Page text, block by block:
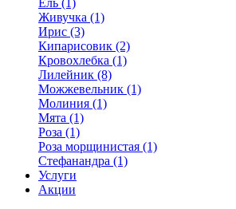
Ель (1)
Живучка (1)
Ирис (3)
Кипарисовик (2)
Кровохлебка (1)
Лилейник (8)
Можжевельник (1)
Молиния (1)
Мята (1)
Роза (1)
Роза морщинистая (1)
Стефанандра (1)
Услуги
Акции